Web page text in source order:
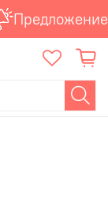
Предложение